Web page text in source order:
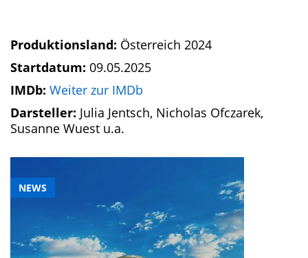
NEWS
Produktionsland: Österreich 2024
Startdatum: 09.05.2025
IMDb: Weiter zur IMDb
Darsteller: Julia Jentsch, Nicholas Ofczarek,
Susanne Wuest u.a.